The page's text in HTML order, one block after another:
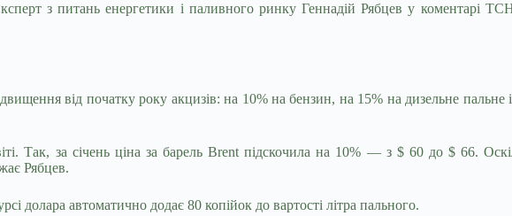
з питань енергетики і паливного ринку Геннадій Рябцев у коментарі
від початку року акцизів: на 10% на бензин, на 15% на дизельне
Так, за січень ціна за барель Brent підскочила на 10% — з $ 60 до $ 66.
Рябцев.
долара автоматично додає 80 копійок до вартості літра пального.